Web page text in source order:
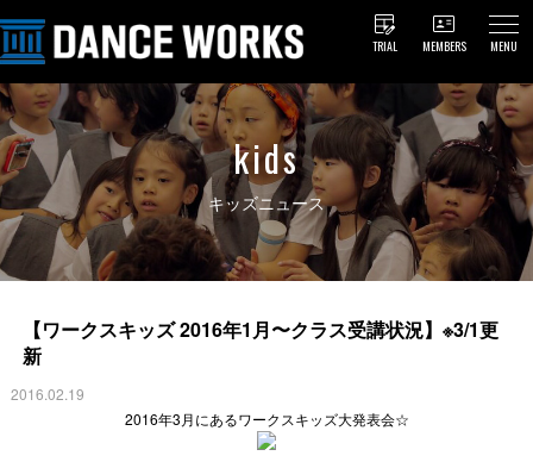
TRIAL MEMBERS MENU
kids
キッズニュース
【ワークスキッズ 2016年1月〜クラス受講状況】※3/1更
新
2016.02.19
2016年3月にあるワークスキッズ大発表会☆